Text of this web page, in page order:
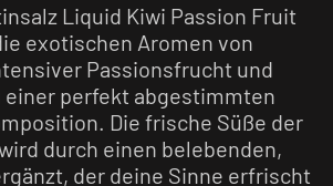
Liquid Kiwi Passion Fruit
exotischen Aromen von
Passionsfrucht und
einer perfekt abgestimmten
Die frische Süße der
durch einen belebenden,
der deine Sinne erfrischt